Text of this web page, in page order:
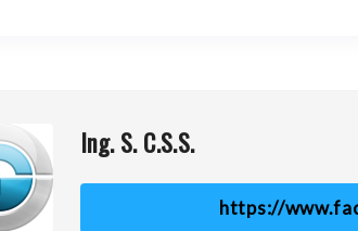
Ing. S. C.S.S.
https://